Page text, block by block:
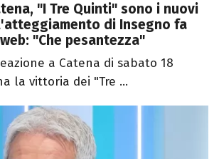
"I Tre Quinti" sono i nuovi
di Insegno fa
"Che pesantezza"
a Catena di sabato 18
la vittoria dei "Tre ...